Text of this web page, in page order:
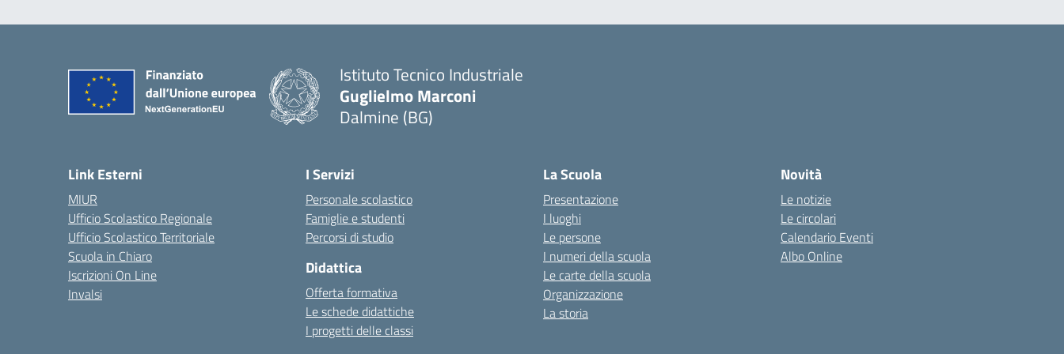
Istituto Tecnico Industriale
Guglielmo Marconi
Dalmine (BG)
Link Esterni
MIUR
Ufficio Scolastico Regionale
Ufficio Scolastico Territoriale
Scuola in Chiaro
Iscrizioni On Line
Invalsi
I Servizi
Personale scolastico
Famiglie e studenti
Percorsi di studio
Didattica
Offerta formativa
Le schede didattiche
I progetti delle classi
La Scuola
Presentazione
I luoghi
Le persone
I numeri della scuola
Le carte della scuola
Organizzazione
La storia
Novità
Le notizie
Le circolari
Calendario Eventi
Albo Online